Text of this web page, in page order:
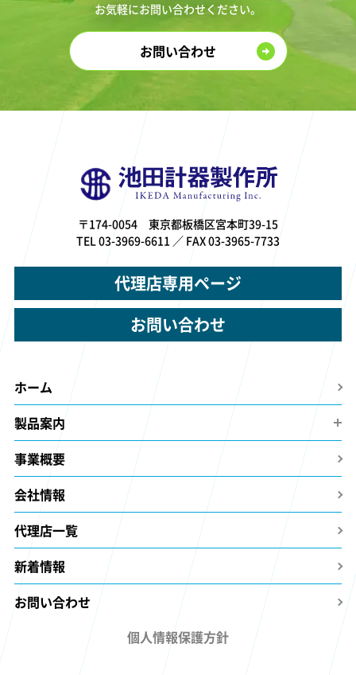
お気軽にお問い合わせください。
お問い合わせ
〒174-0054 東京都板橋区宮本町39-15
TEL 03-3969-6611 ／ FAX 03-3965-7733
代理店専用ページ
お問い合わせ
ホーム
製品案内
事業概要
会社情報
代理店一覧
新着情報
お問い合わせ
個人情報保護方針